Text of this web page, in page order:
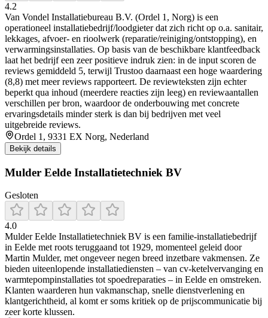
4.2
Van Vondel Installatiebureau B.V. (Ordel 1, Norg) is een
operationeel installatiebedrijf/loodgieter dat zich richt op o.a. sanitair,
lekkages, afvoer- en rioolwerk (reparatie/reiniging/ontstopping), en
verwarmingsinstallaties. Op basis van de beschikbare klantfeedback
laat het bedrijf een zeer positieve indruk zien: in de input scoren de
reviews gemiddeld 5, terwijl Trustoo daarnaast een hoge waardering
(8,8) met meer reviews rapporteert. De reviewteksten zijn echter
beperkt qua inhoud (meerdere reacties zijn leeg) en reviewaantallen
verschillen per bron, waardoor de onderbouwing met concrete
ervaringsdetails minder sterk is dan bij bedrijven met veel
uitgebreide reviews.
Ordel 1, 9331 EX Norg, Nederland
Bekijk details
Mulder Eelde Installatietechniek BV
Gesloten
4.0
Mulder Eelde Installatietechniek BV is een familie‑installatiebedrijf
in Eelde met roots teruggaand tot 1929, momenteel geleid door
Martin Mulder, met ongeveer negen breed inzetbare vakmensen. Ze
bieden uiteenlopende installatiediensten – van cv‑ketelvervanging en
warmtepompinstallaties tot spoedreparaties – in Eelde en omstreken.
Klanten waarderen hun vakmanschap, snelle dienstverlening en
klantgerichtheid, al komt er soms kritiek op de prijscommunicatie bij
zeer korte klussen.